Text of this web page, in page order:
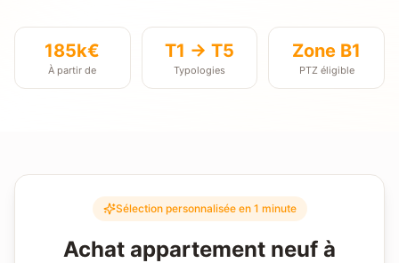
185k€
À partir de
T1 → T5
Typologies
Zone B1
PTZ éligible
Sélection personnalisée en 1 minute
Achat appartement neuf à